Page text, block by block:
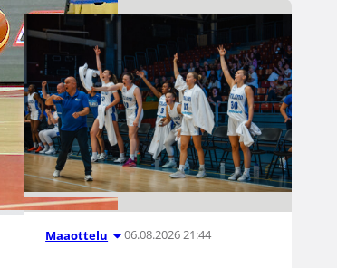
Maaottelu 06.08.2026 21:44